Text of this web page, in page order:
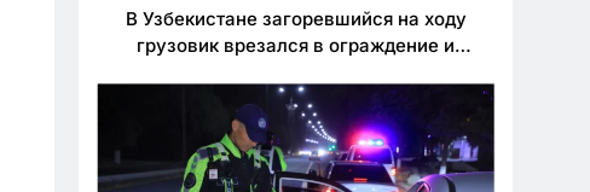
В Узбекистане загоревшийся на ходу
грузовик врезался в ограждение и